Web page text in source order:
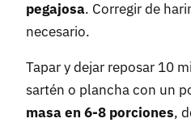
pegajosa. Corregir de
necesario.
Tapar y dejar reposar 10
sartén o plancha con un
masa en 6-8 porciones,